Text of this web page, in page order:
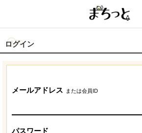
ログイン
メールアドレス または会員ID
パスワード